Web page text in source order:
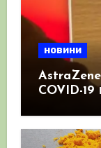
новини
COVID-
като
КРЪВНИ